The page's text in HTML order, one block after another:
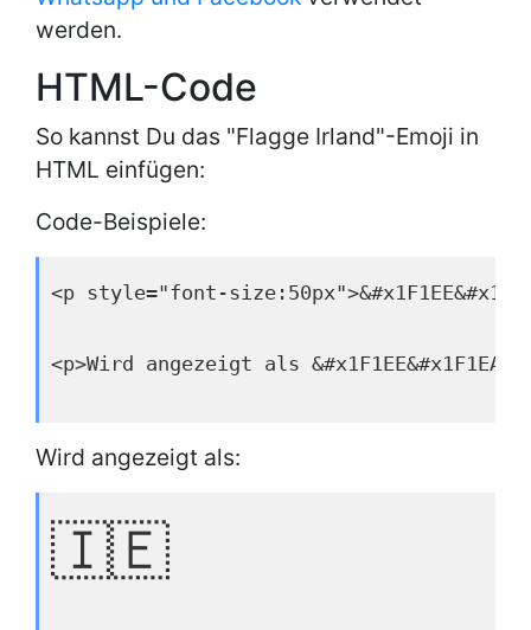
werden.
HTML-Code
So kannst Du das "Flagge Irland"-Emoji in
HTML einfügen:
Code-Beispiele:
<p style="font-
<p>Wird angezeigt als
Wird angezeigt als:
🇮🇪